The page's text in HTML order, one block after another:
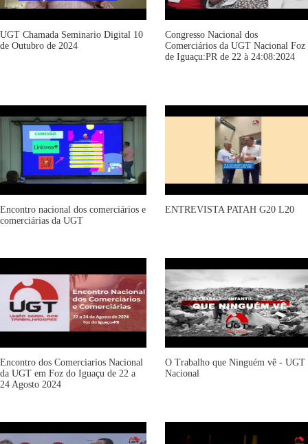
UGT Chamada Seminario Digital 10
de Outubro de 2024
Congresso Nacional dos
Comerciários da UGT Nacional Foz
de Iguaçu:PR de 22 à 24:08:2024
Encontro nacional dos comerciários e
comerciárias da UGT
ENTREVISTA PATAH G20 L20
Encontro dos Comerciarios Nacional
da UGT em Foz do Iguaçu de 22 a
24 Agosto 2024
O Trabalho que Ninguém vê - UGT
Nacional